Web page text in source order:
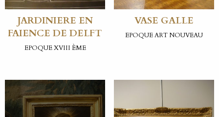
JARDINIERE EN
FAIENCE DE DELFT
EPOQUE XVIII ÈME
VASE GALLE
EPOQUE ART NOUVEAU